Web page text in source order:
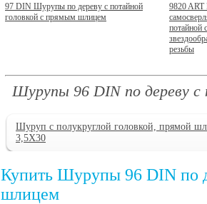
97 DIN Шурупы по дереву с потайной
головкой с прямым шлицем
9820
потайной
резьбы
Шурупы 96 DIN по дереву с
Шуруп с полукруглой головкой, прямой
3,5X30
Купить Шурупы 96 DIN по
шлицем